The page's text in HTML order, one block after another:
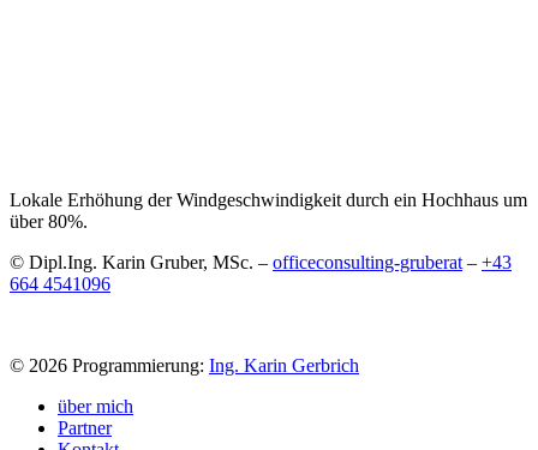
Lokale Erhöhung der Windgeschwindigkeit durch ein Hochhaus um
über 80%.
© Dipl.Ing. Karin Gruber, MSc. – officeconsulting-gruberat – +43
664 4541096
© 2026 Programmierung: Ing. Karin Gerbrich
über mich
Partner